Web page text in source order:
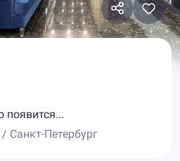
появится...
/ Санкт-Петербург